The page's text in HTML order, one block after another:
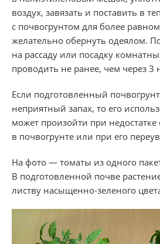
воздух, завязать и поставить в
с почвогрунтом для более
желательно обернуть одеялом.
на рассаду или посадку
проводить не ранее, чем через 3
Если подготовленный
неприятный запах, то его
может произойти при недостатке
в почвогрунте или при его
На фото — томаты из одного
В подготовленной почве
листву насыщенно-зеленого